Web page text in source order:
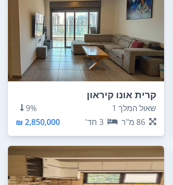
קרית אונו קיראון
שאול המלך 1
9%
86 מ"ר 3 חד' 2,850,000 ₪